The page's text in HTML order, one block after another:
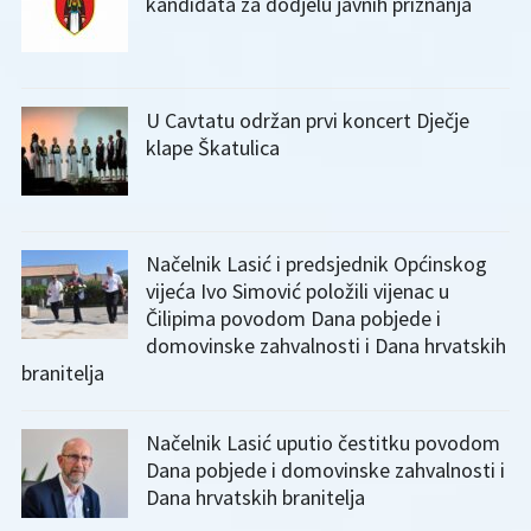
U Cavtatu održan prvi koncert Dječje
klape Škatulica
Načelnik Lasić i predsjednik Općinskog
vijeća Ivo Simović položili vijenac u
Čilipima povodom Dana pobjede i
domovinske zahvalnosti i Dana hrvatskih
branitelja
Načelnik Lasić uputio čestitku povodom
Dana pobjede i domovinske zahvalnosti i
Dana hrvatskih branitelja